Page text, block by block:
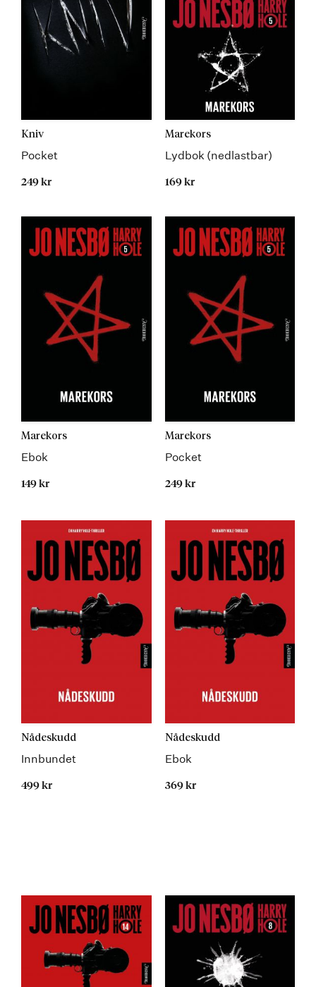
Kniv
Pocket
249 kr
Marekors
Lydbok (nedlastbar)
169 kr
Marekors
Ebok
149 kr
Marekors
Pocket
249 kr
Nådeskudd
Innbundet
499 kr
Nådeskudd
Ebok
369 kr